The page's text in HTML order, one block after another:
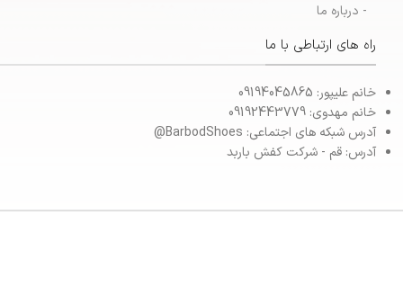
- درباره ما
راه های ارتباطی با ما
خانم علیپور: 09194045865
خانم مهدوی: 09192443779
آدرس شبکه های اجتماعی: BarbodShoes@
آدرس: قم - شرکت کفش باربد